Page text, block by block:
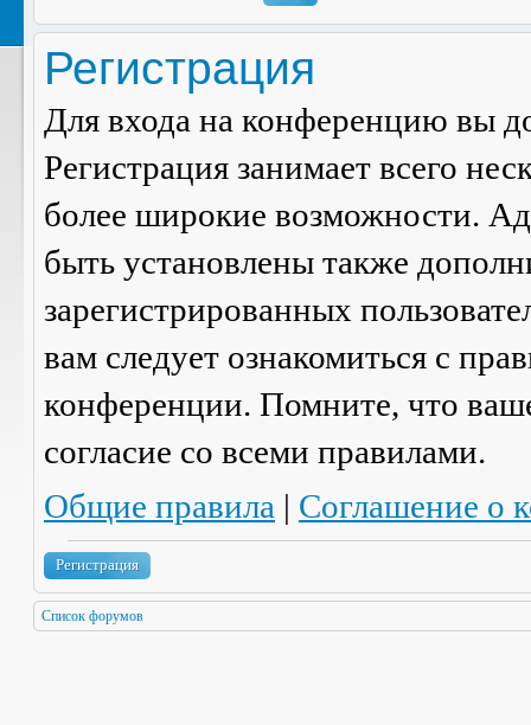
Регистрация
Для входа на конференцию вы
Регистрация занимает всего
более широкие возможности.
быть установлены также
зарегистрированных
вам следует ознакомиться с
конференции. Помните, что
согласие со всеми правилами.
Общие правила | Соглашение о
Регистрация
Список форумов